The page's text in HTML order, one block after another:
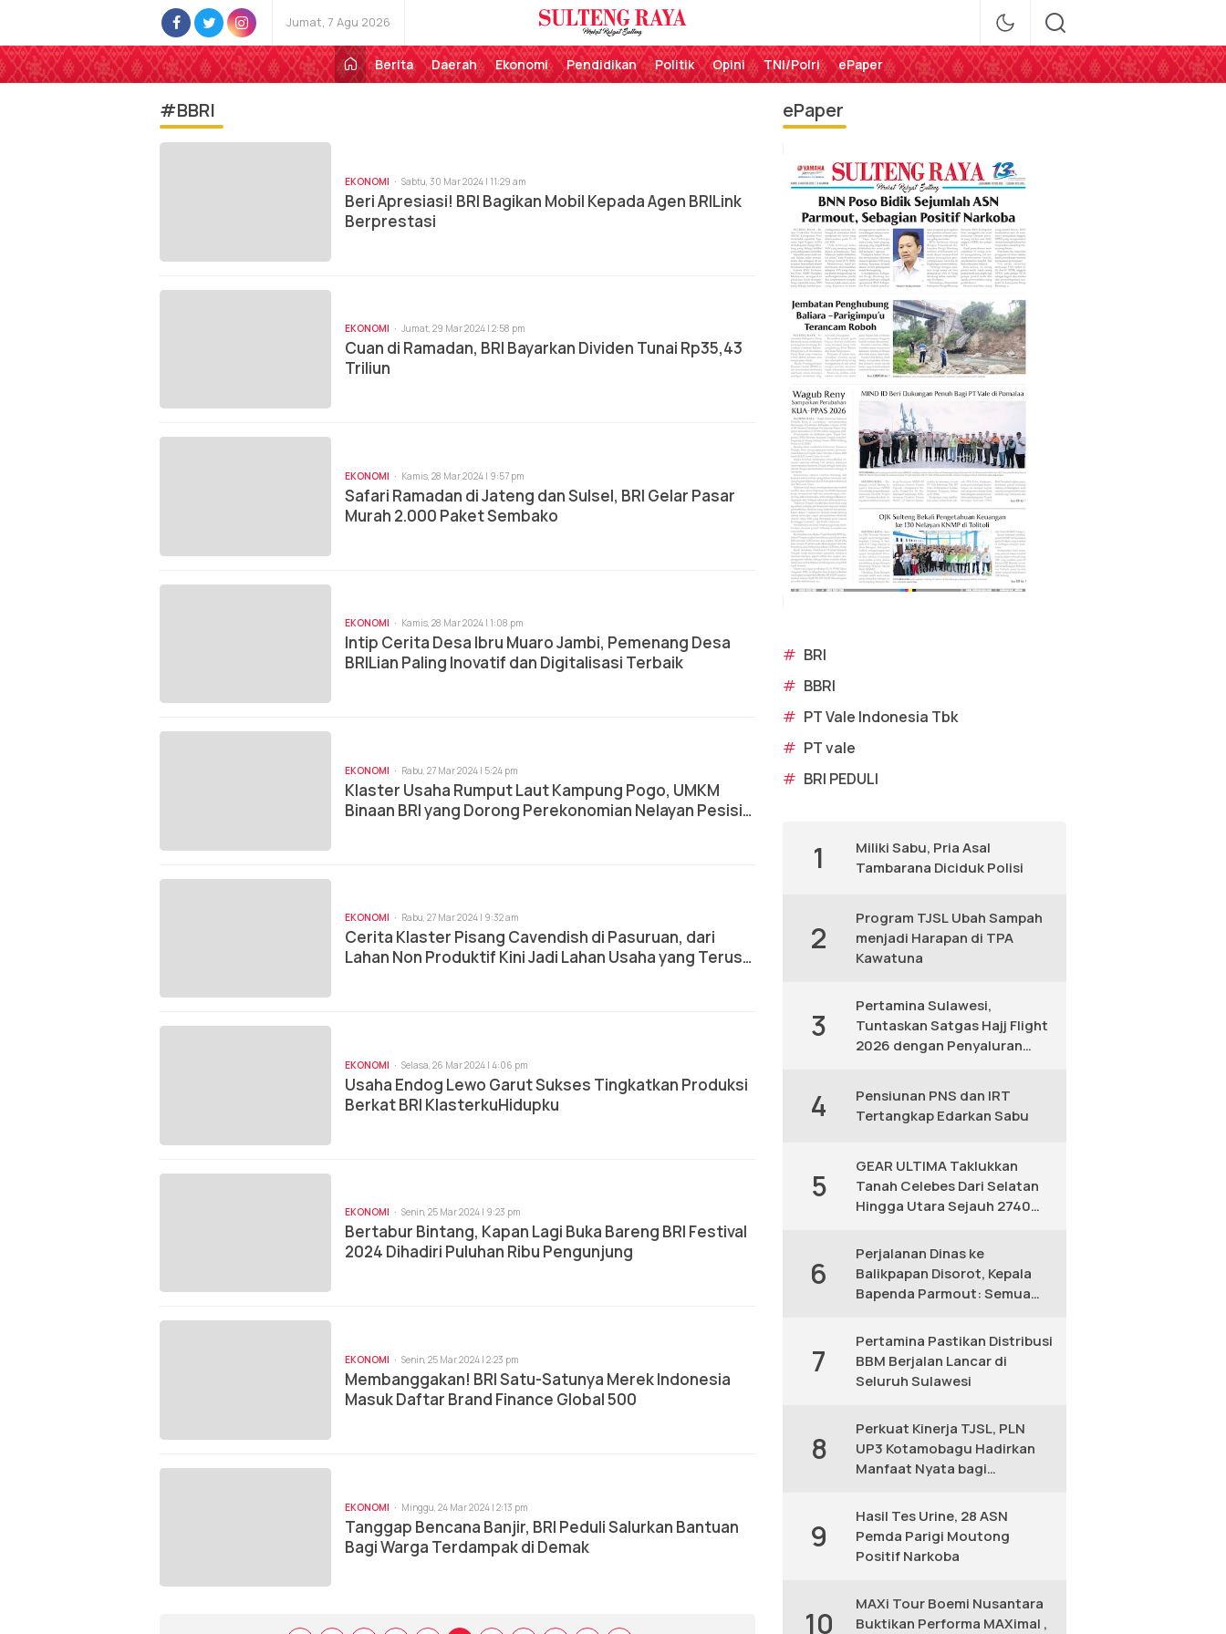
Jumat, 7 Agu 2026
Sulteng Raya
Perekat Rakyat Sulteng
Berita
Daerah Ekonomi Pendidikan Politik Opini TNI/Polri ePaper
#BBRI
EKONOMI Sabtu, 30 Mar 2024 | 11:29 am
Beri Apresiasi! BRI Bagikan Mobil Kepada Agen BRILink
Berprestasi
EKONOMI Jumat, 29 Mar 2024 | 2:58 pm
Cuan di Ramadan, BRI Bayarkan Dividen Tunai Rp35,43
Triliun
EKONOMI Kamis, 28 Mar 2024 | 9:57 pm
Safari Ramadan di Jateng dan Sulsel, BRI Gelar Pasar
Murah 2.000 Paket Sembako
EKONOMI Kamis, 28 Mar 2024 | 1:08 pm
Intip Cerita Desa Ibru Muaro Jambi, Pemenang Desa
BRILian Paling Inovatif dan Digitalisasi Terbaik
EKONOMI Rabu, 27 Mar 2024 | 5:24 pm
Klaster Usaha Rumput Laut Kampung Pogo, UMKM
Binaan BRI yang Dorong Perekonomian Nelayan Pesisir
EKONOMI Rabu, 27 Mar 2024 | 9:32 am
Cerita Klaster Pisang Cavendish di Pasuruan, dari
Lahan Non Produktif Kini Jadi Lahan Usaha yang Terus
EKONOMI Selasa, 26 Mar 2024 | 4:06 pm
Usaha Endog Lewo Garut Sukses Tingkatkan Produksi
Berkat BRI KlasterkuHidupku
EKONOMI Senin, 25 Mar 2024 | 9:23 pm
Bertabur Bintang, Kapan Lagi Buka Bareng BRI Festival
2024 Dihadiri Puluhan Ribu Pengunjung
EKONOMI Senin, 25 Mar 2024 | 2:23 pm
Membanggakan! BRI Satu-Satunya Merek Indonesia
Masuk Daftar Brand Finance Global 500
EKONOMI Minggu, 24 Mar 2024 | 2:13 pm
Tanggap Bencana Banjir, BRI Peduli Salurkan Bantuan
Bagi Warga Terdampak di Demak
ePaper
# BRI
# BBRI
# PT Vale Indonesia Tbk
# PT vale
# BRI PEDULI
1
Miliki Sabu, Pria Asal
Tambarana Diciduk Polisi
2
Program TJSL Ubah Sampah
menjadi Harapan di TPA
Kawatuna
3
Pertamina Sulawesi,
Tuntaskan Satgas Hajj Flight
2026 dengan Penyaluran
4
Pensiunan PNS dan IRT
Tertangkap Edarkan Sabu
5
GEAR ULTIMA Taklukkan
Tanah Celebes Dari Selatan
Hingga Utara Sejauh 2740
6
Perjalanan Dinas ke
Balikpapan Disorot, Kepala
Bapenda Parmout: Semua
7
Pertamina Pastikan Distribusi
BBM Berjalan Lancar di
Seluruh Sulawesi
8
Perkuat Kinerja TJSL, PLN
UP3 Kotamobagu Hadirkan
Manfaat Nyata bagi
9
Hasil Tes Urine, 28 ASN
Pemda Parigi Moutong
Positif Narkoba
10
MAXi Tour Boemi Nusantara
Buktikan Performa MAXimal ,